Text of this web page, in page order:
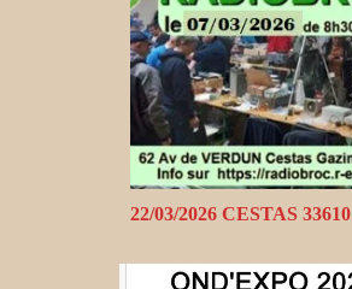
22/03/2026 CESTAS 33610